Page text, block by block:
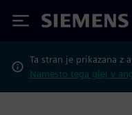
Siemens
Ta stran je prikazana z
Namesto tega glej v